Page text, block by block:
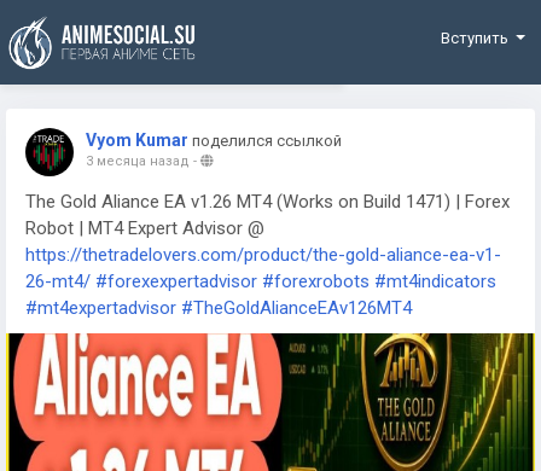
Funding
Вступить
Vyom Kumar поделился ссылкой
3 месяца назад -
The Gold Aliance EA v1.26 MT4 (Works on Build 1471) | Forex
Robot | MT4 Expert Advisor @
https://thetradelovers.com/product/the-gold-aliance-ea-v1-
26-mt4/ #forexexpertadvisor #forexrobots #mt4indicators
#mt4expertadvisor #TheGoldAlianceEAv126MT4